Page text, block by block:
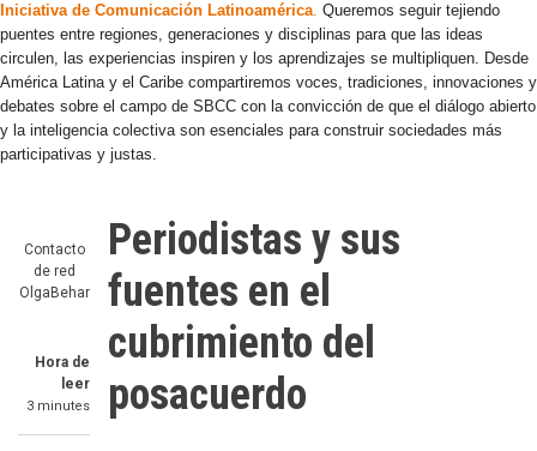
Iniciativa de Comunicación Latinoamérica. Queremos seguir tejiendo
puentes entre regiones, generaciones y disciplinas para que las ideas
circulen, las experiencias inspiren y los aprendizajes se multipliquen. Desde
América Latina y el Caribe compartiremos voces, tradiciones, innovaciones y
debates sobre el campo de SBCC con la convicción de que el diálogo abierto
y la inteligencia colectiva son esenciales para construir sociedades más
participativas y justas.
Contacto
de red
OlgaBehar
Hora de
leer
3 minutes
Periodistas y sus
fuentes en el
cubrimiento del
posacuerdo